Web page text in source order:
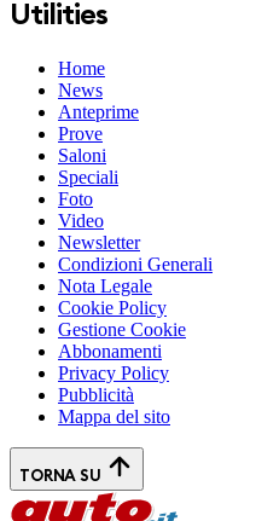
Utilities
Home
News
Anteprime
Prove
Saloni
Speciali
Foto
Video
Newsletter
Condizioni Generali
Nota Legale
Cookie Policy
Gestione Cookie
Abbonamenti
Privacy Policy
Pubblicità
Mappa del sito
TORNA SU